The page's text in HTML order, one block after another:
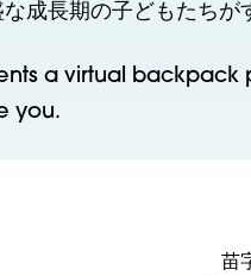
成長期の子どもたち
a virtual
you.
苗